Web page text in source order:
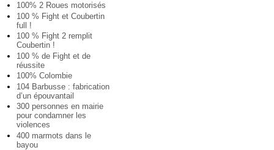
100% 2 Roues motorisés
100 % Fight et Coubertin
full !
100 % Fight 2 remplit
Coubertin !
100 % de Fight et de
réussite
100% Colombie
104 Barbusse : fabrication
d’un épouvantail
300 personnes en mairie
pour condamner les
violences
400 marmots dans le
bayou